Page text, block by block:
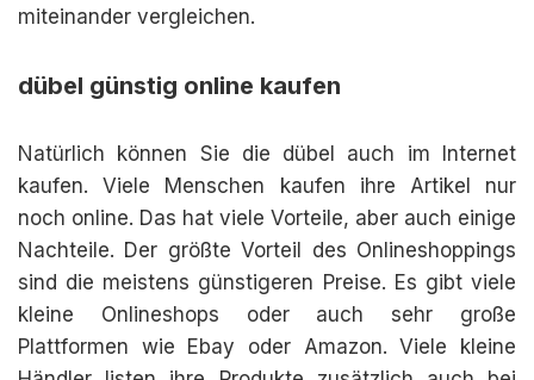
miteinander vergleichen.
dübel günstig online kaufen
Natürlich können Sie die dübel auch im Internet
kaufen. Viele Menschen kaufen ihre Artikel nur
noch online. Das hat viele Vorteile, aber auch einige
Nachteile. Der größte Vorteil des Onlineshoppings
sind die meistens günstigeren Preise. Es gibt viele
kleine Onlineshops oder auch sehr große
Plattformen wie Ebay oder Amazon. Viele kleine